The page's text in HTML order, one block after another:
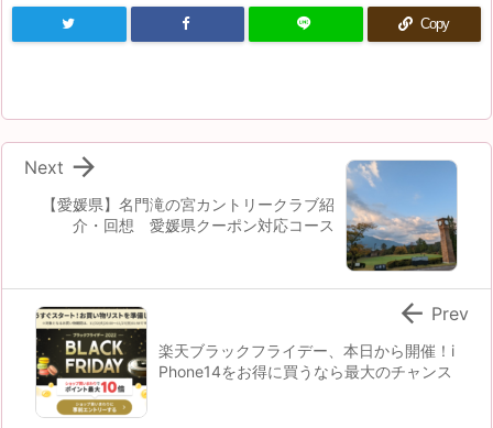
Copy
【愛媛県】名門滝の宮カントリークラブ紹
介・回想 愛媛県クーポン対応コース

Next
楽天ブラックフライデー、本日から開催！i
Phone14をお得に買うなら最大のチャンス
 Prev